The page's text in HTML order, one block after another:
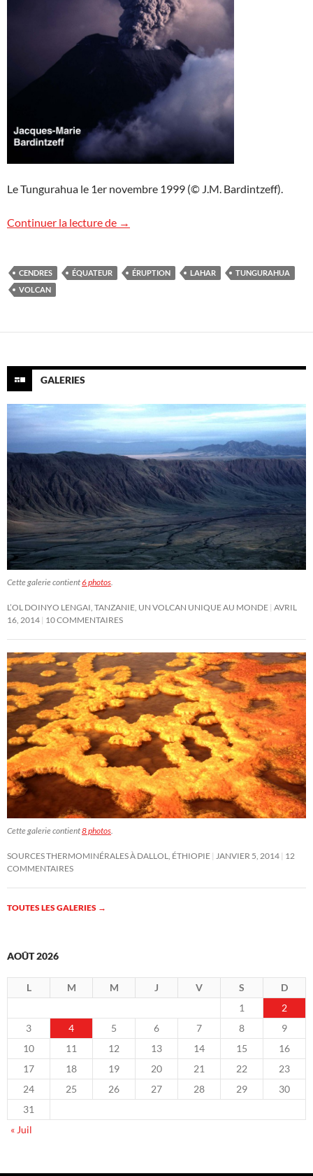
Le Tungurahua le 1er novembre 1999 (© J.M. Bardintzeff).
Continuer la lecture de Image de volcan : Tungurahua, Équateur
→
CENDRES ÉQUATEUR ÉRUPTION LAHAR
TUNGURAHUA
VOLCAN
GALERIES
Cette galerie contient6 photos
L’OL DOINYO LENGAI, TANZANIE, UN VOLCAN UNIQUE AU MONDE AVRIL
16, 2014 10 COMMENTAIRES
Cette galerie contient8 photos
SOURCES THERMOMINÉRALES À DALLOL, ÉTHIOPIE JANVIER 5, 2014 12
COMMENTAIRES
TOUTES LES GALERIES →
AOÛT 2026
L M M J V S
D
1
2
3
4 5 6 7 8
9
10
11 12 13 14 15
16
17
18 19 20 21 22
23
24
25 26 27 28 29
30
31
« Juil